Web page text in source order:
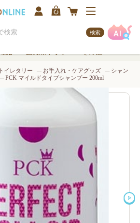
検索
トイレタリー お手入れ・ケアグッズ
シャン
PCK マイルドタイプシャンプー 200ml